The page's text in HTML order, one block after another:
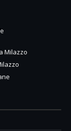
Milazzo